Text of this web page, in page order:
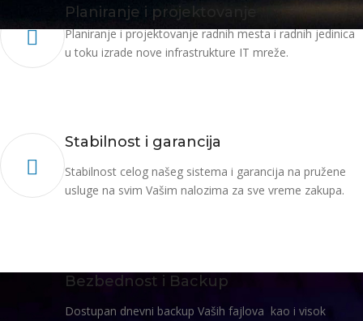
Web
Planiranje i projektovanje
Planiranje i projektovanje radnih mesta i radnih jedinica
u toku izrade nove infrastrukture IT mreže.
Stabilnost i garancija
Stabilnost celog našeg sistema i garancija na pružene
usluge na svim Vašim nalozima za sve vreme zakupa.
Bezbednost i Backup
Dostupan dnevni backup Vaših fajlova kao i visok